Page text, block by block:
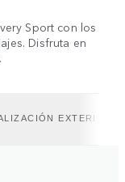
Sport con los
Disfruta en
EXTERIOR